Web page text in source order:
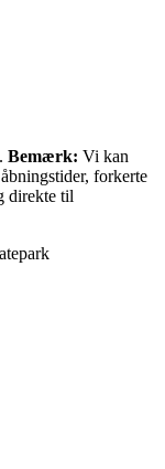
Bemærk: Vi kan
forkerte
direkte til